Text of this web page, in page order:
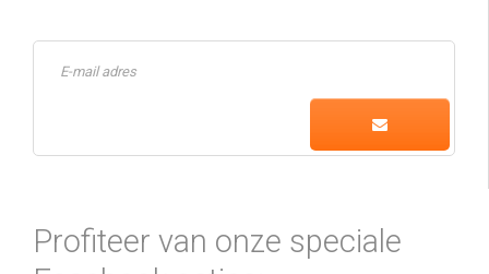
Profiteer van onze speciale